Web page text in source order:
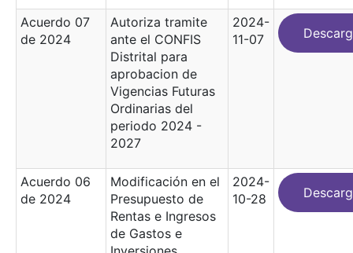
Acuerdo 07
de 2024
Autoriza tramite
ante el CONFIS
Distrital para
aprobacion de
Vigencias Futuras
Ordinarias del
periodo 2024 -
2027
2024-
11-07
Acuerdo 06
de 2024
Modificación en el
Presupuesto de
Rentas e Ingresos
de Gastos e
2024-
10-28